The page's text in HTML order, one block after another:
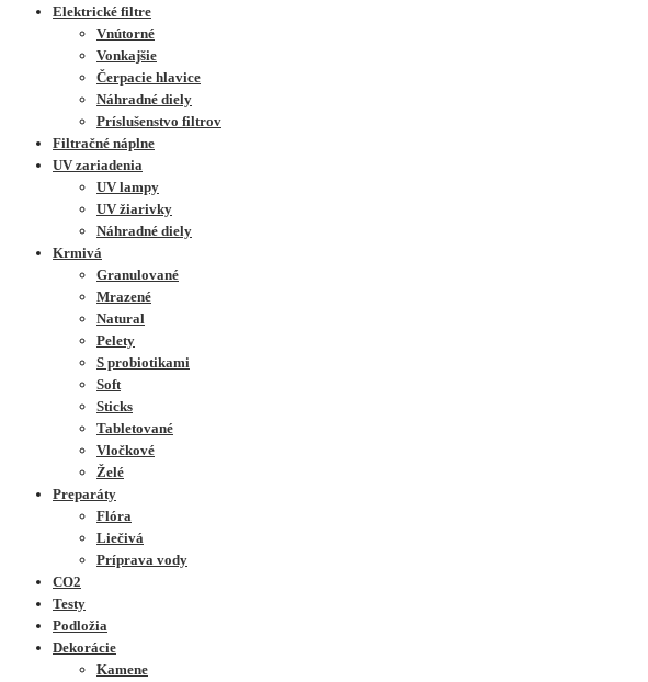
Elektrické filtre
Vnútorné
Vonkajšie
Čerpacie hlavice
Náhradné diely
Príslušenstvo filtrov
Filtračné náplne
UV zariadenia
UV lampy
UV žiarivky
Náhradné diely
Krmivá
Granulované
Mrazené
Natural
Pelety
S probiotikami
Soft
Sticks
Tabletované
Vločkové
Želé
Preparáty
Flóra
Liečivá
Príprava vody
CO2
Testy
Podložia
Dekorácie
Kamene